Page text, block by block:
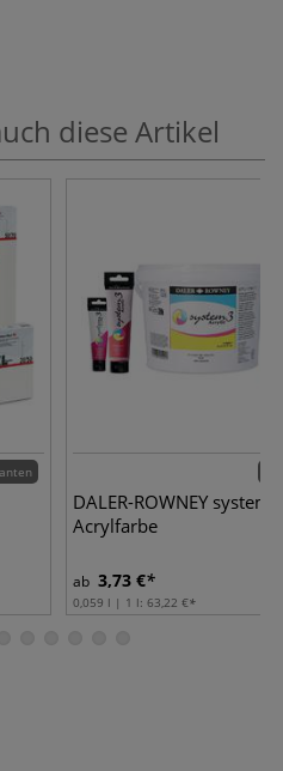
diese Artikel
DALER-ROWNEY system3
Acrylfarbe
ab 3,73 €
0,059 l | 1 l: 63,22 €